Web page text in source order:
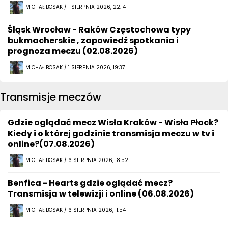
MICHAŁ BOSAK / 1 SIERPNIA 2026, 22:14
Śląsk Wrocław - Raków Częstochowa typy
bukmacherskie , zapowiedź spotkania i
prognoza meczu (02.08.2026)
MICHAŁ BOSAK / 1 SIERPNIA 2026, 19:37
Transmisje meczów
Gdzie oglądać mecz Wisła Kraków - Wisła Płock?
Kiedy i o której godzinie transmisja meczu w tv i
online?(07.08.2026)
MICHAŁ BOSAK / 6 SIERPNIA 2026, 18:52
Benfica - Hearts gdzie oglądać mecz?
Transmisja w telewizji i online (06.08.2026)
MICHAŁ BOSAK / 6 SIERPNIA 2026, 11:54